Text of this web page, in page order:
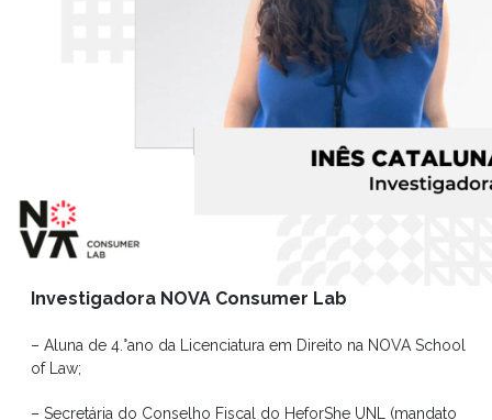
Investigadora NOVA Consumer Lab
– Aluna de 4.°ano da Licenciatura em Direito na NOVA School
of Law;
– Secretária do Conselho Fiscal do HeforShe UNL (mandato